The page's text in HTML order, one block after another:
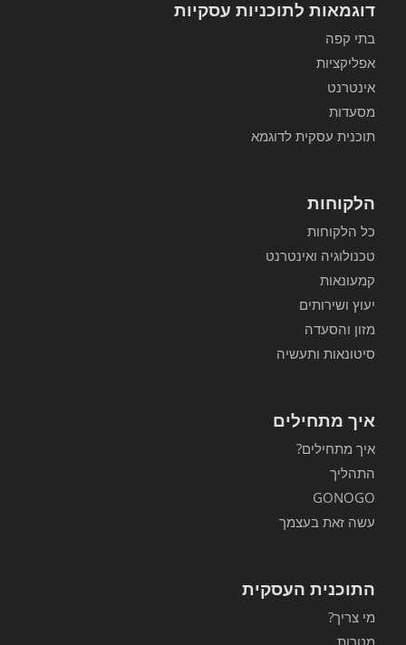
דוגמאות לתוכניות עסקיות
בתי קפה
אפליקציות
אינטרנט
מסעדות
תוכנית עסקית לדוגמא
הלקוחות
כל הלקוחות
טכנולוגיה ואינטרנט
קמעונאות
יעוץ ושירותים
מזון והסעדה
סיטונאות ותעשיה
איך מתחילים
איך מתחילים?
התהליך
GONOGO
עשה זאת בעצמך
התוכנית העסקית
מי צריך?